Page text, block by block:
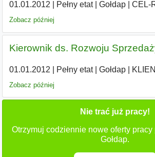
01.01.2012 Pełny etat| Gołdap| CEL-
Zobacz później
Kierownik ds. Rozwoju
01.01.2012 Pełny etat| Gołdap|
Zobacz później
Nie trać już pracy!
Otrzymuj codziennie nowe oferty
Gołdap.